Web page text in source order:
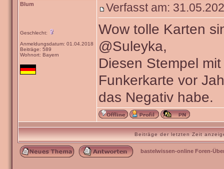
Blum
Geschlecht:
Anmeldungsdatum: 01.04.2018
Beiträge: 589
Wohnort: Bayern
Verfasst am:
Wow tolle Karten
@Suleyka,
Diesen Stempel
Funkerkarte vor
das Negativ habe.
Beiträge der letzten Zeit
bastelwissen-online Foren-